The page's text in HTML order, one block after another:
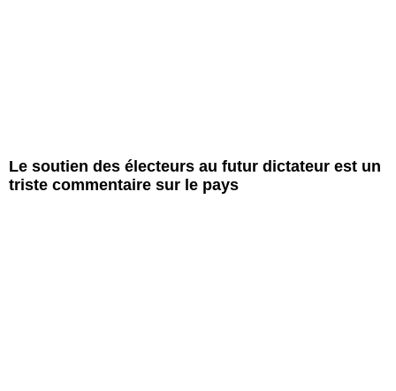
Le soutien des électeurs au futur dictateur est un
triste commentaire sur le pays